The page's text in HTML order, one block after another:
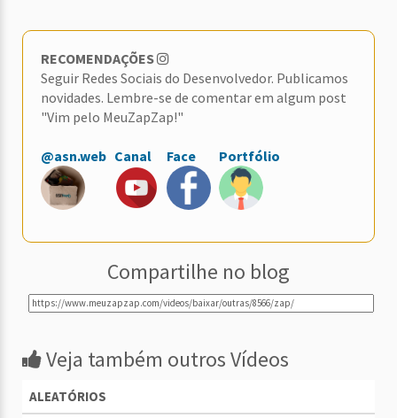
RECOMENDAÇÕES
Seguir Redes Sociais do Desenvolvedor. Publicamos
novidades. Lembre-se de comentar em algum post
"Vim pelo MeuZapZap!"
@asn.web Canal Face Portfólio
Compartilhe no blog
Veja também outros Vídeos
ALEATÓRIOS